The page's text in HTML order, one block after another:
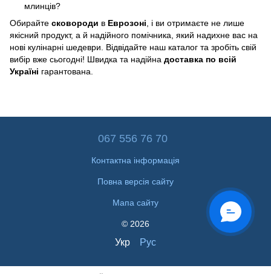
млинців?
Обирайте сковороди в Еврозоні, і ви отримаєте не лише
якісний продукт, а й надійного помічника, який надихне вас на
нові кулінарні шедеври. Відвідайте наш каталог та зробіть свій
вибір вже сьогодні! Швидка та надійна доставка по всій
Україні гарантована.
067 556 76 70
Контактна інформація
Повна версія сайту
Мапа сайту
© 2026
Укр Рус